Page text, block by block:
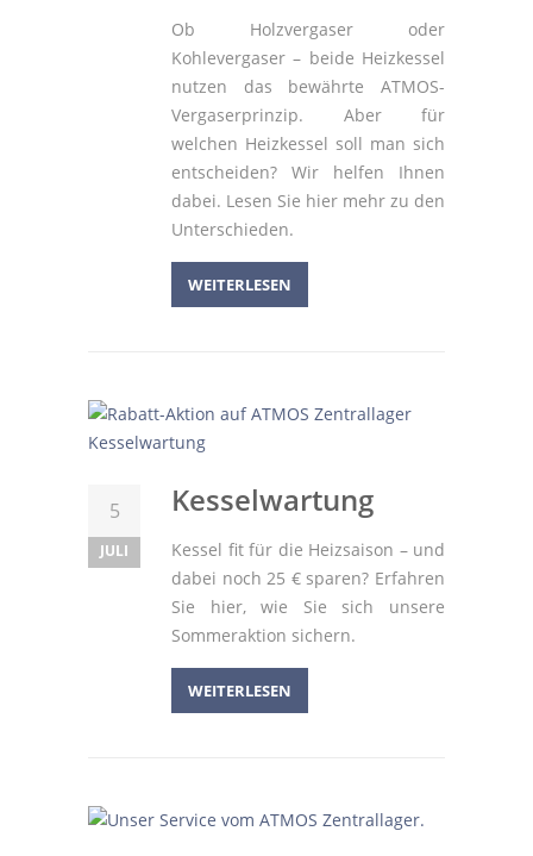
Ob Holzvergaser oder
Kohlevergaser – beide Heizkessel
nutzen das bewährte ATMOS-
Vergaserprinzip. Aber für
welchen Heizkessel soll man sich
entscheiden? Wir helfen Ihnen
dabei. Lesen Sie hier mehr zu den
Unterschieden.
WEITERLESEN
5
JULI
Kesselwartung
Kessel fit für die Heizsaison – und
dabei noch 25 € sparen? Erfahren
Sie hier, wie Sie sich unsere
Sommeraktion sichern.
WEITERLESEN